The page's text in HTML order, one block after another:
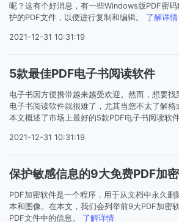
呢？这有个好消息，有一些Windows版PDF密
护的PDF文件，以便进行复制和编辑。 了解详情
2021-12-31 10:31:19
5款最佳PDF电子书阅读软件
电子书因方便携带越来越受欢迎。然而，想要找
电子书阅读软件就很难了，尤其当您不太了解格
本文概述了市场上最好的5款PDF电子书阅读软
2021-12-31 10:31:19
保护敏感信息的9大免费PDF加
PDF加密软件是一个程序，用于从文档中永久删
本和图像。在本文，我们会列举前9大PDF加密
PDF文件中的信息。 了解详情